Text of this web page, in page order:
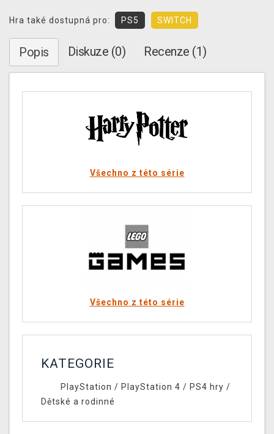
Hra také dostupná pro: PS5 SWITCH
Popis Diskuze (0) Recenze (1)
Všechno z této série
Všechno z této série
KATEGORIE
PlayStation / PlayStation 4 / PS4 hry /
Dětské a rodinné